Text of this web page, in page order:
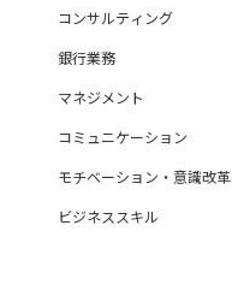
コンサルティング
銀行業務
マネジメント
コミュニケーション
モチベーション・意識改革
ビジネススキル